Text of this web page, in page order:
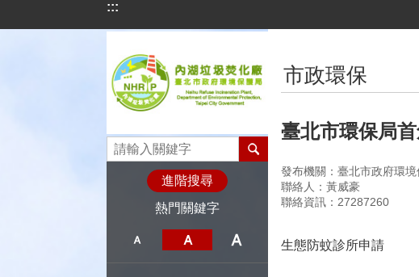
跳到主要內容區塊
:::
進階搜尋
熱門關鍵字
市政環保
臺北市環保局
發布機關：臺北市政府環境
聯絡人：黃威豪
聯絡資訊：27287260
生態防蚊診所申請